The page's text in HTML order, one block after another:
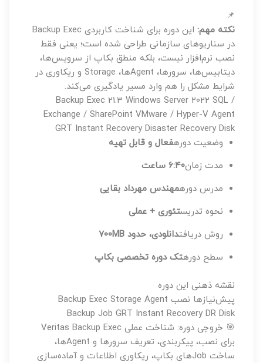
📌
نکته مهم:
این دوره برای شناخت کاربردی Backup Exec
در سناریوهای سازمانی طراحی شده است؛ یعنی فقط
نصب نرم‌افزار نیست، بلکه منطق بکاپ از سرویس‌ها،
دیتابیس‌ها، سرورها، Agentها، Storage و ریکاوری در
شرایط مشکل را هم وارد مسیر یادگیری می‌کند.
Backup Exec 21.3 Windows Server 2022 SQL /
Exchange / SharePoint VMware / Hyper-V Agent
GRT Instant Recovery Disaster Recovery Disk
وضعیت دورهفعال و قابل تهیه
مدت زمان۶:۴۰ ساعت
مدرس دورهمهندس مهرداد بقایی
نحوه تدریستئوری + عملی
روش دریافتدانلودی، حدود 700MB
سطح دورهتک دوره تخصصی بکاپ
نقشه ذهنی این دوره
پیش‌نیازها نصب Backup Exec Storage Agent
Backup Job GRT Instant Recovery DR Disk
🎯 خروجی دوره: شناخت عملی Veritas Backup Exec
برای نصب، پیکربندی، تعریف سرورها و Agentها،
ساخت Jobهای بکاپ، ریکاوری اطلاعات و آماده‌سازی